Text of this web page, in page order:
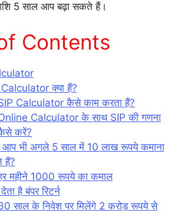
5 साल आप बढ़ा सकते हैं।
Contents
क्या हैं?
Calculator कैसे काम करता हैं?
Calculator के साथ SIP की गणना
करें?
भी अगले 5 साल में 10 लाख रूपये कमाना
हैं?
महीने 1000 रूपये का कमाल
है बंपर रिटर्न
साल के निवेश पर मिलेंगे 2 करोड़ रूपये से